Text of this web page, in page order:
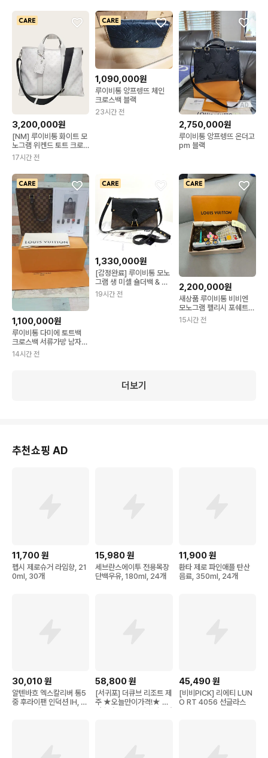
3,200,000원
[NM] 루이비통 화이트 모
노그램 위켄드 토트 크로
스백
17시간 전
1,090,000원
루이비통 앙프렝뜨 체인
크로스백 블랙
23시간 전
AD
2,750,000원
루이비통 앙프렝뜨 온더고
pm 블랙
1,100,000원
루이비통 다미에 토트백
크로스백 서류가방 남자가
방
14시간 전
1,330,000원
[감정완료] 루이비통 모노
그램 생 미셸 숄더백 & 크
로스백
19시간 전
2,200,000원
새상품 루이비통 비비엔
모노그램 펠리시 포쉐트
크로스백
15시간 전
더보기
추천쇼핑 AD
11,700원
펩시 제로슈거 라임향, 21
0ml, 30개
15,980원
세브란스에이투 전용목장
단백우유, 180ml, 24개
11,900원
환타 제로 파인애플 탄산
음료, 350ml, 24개
30,010원
알텐바흐 엑스칼리버 통5
중 후라이팬 인덕션 IH, 2
58,800원
[서귀포] 더큐브 리조트 제
주 ★오늘만이가격!★ 인
45,490원
[비비PICK] 리에티 LUN
O RT 4056 선글라스